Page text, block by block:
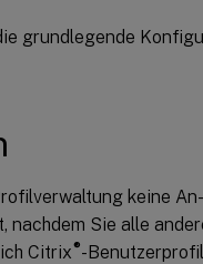
grundlegende
keine
nachdem Sie alle
Citrix®-